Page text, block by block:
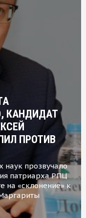
КАНДИДАТ
ПРОТИВ
наук прозвучало
патриарха РПЦ
на «склонение» к